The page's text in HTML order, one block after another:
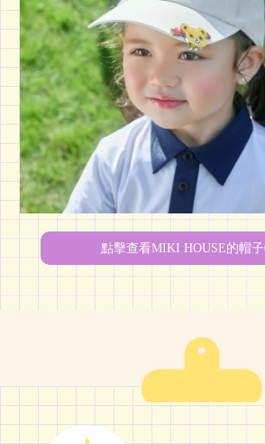
點擊查看MIKI HOUSE的帽